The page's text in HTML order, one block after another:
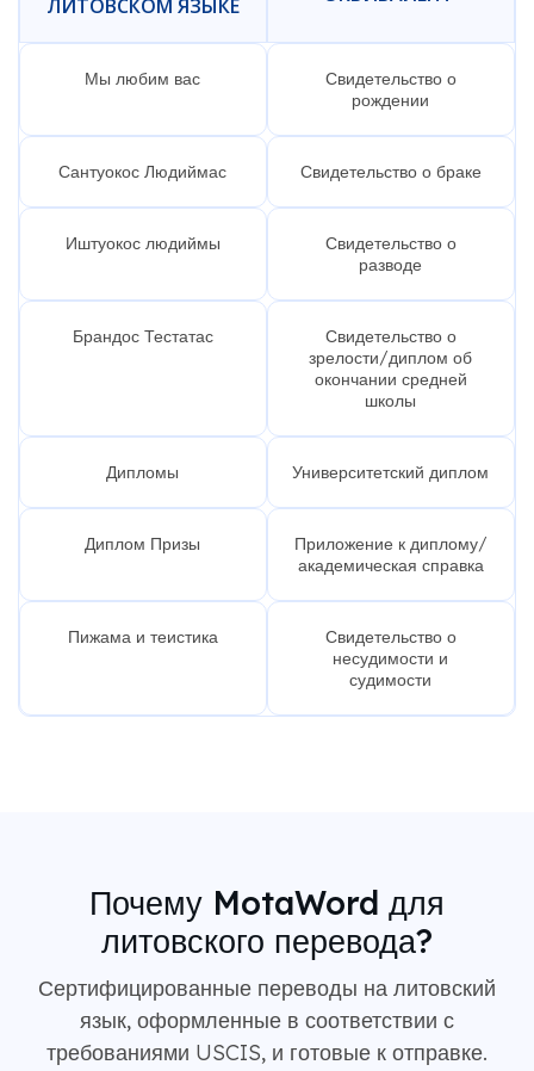
ЛИТОВСКОМ ЯЗЫКЕ
Мы любим вас
Свидетельство о
рождении
Сантуокос Людиймас Свидетельство о браке
Иштуокос людиймы
Свидетельство о
разводе
Брандос Тестатас
Свидетельство о
зрелости/диплом об
окончании средней
школы
Дипломы Университетский диплом
Диплом Призы
Приложение к диплому/
академическая справка
Пижама и теистика
Свидетельство о
несудимости и
судимости
Почему MotaWord для
литовского перевода?
Сертифицированные переводы на литовский
язык, оформленные в соответствии с
требованиями USCIS, и готовые к отправке.